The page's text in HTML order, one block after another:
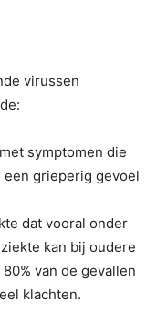
virussen
symptomen die
grieperig gevoel
dat vooral onder
kan bij oudere
van de gevallen
klachten.